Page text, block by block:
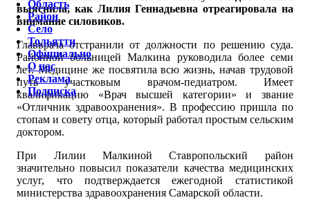
выяснила, как Лилия Геннадьевна отреагировала на
внимание силовиков.
Главврача отстранили от должности по решению суда.
Районной больницей Малкина руководила более семи
лет. Медицине же посвятила всю жизнь, начав трудовой
путь участковым врачом-педиатром. Имеет
квалификацию «Врач высшей категории» и звание
«Отличник здравоохранения». В профессию пришла по
стопам и совету отца, который работал простым сельским
доктором.
При Лилии Малкиной Ставропольский район
значительно повысил показатели качества медицинских
услуг, что подтверждается ежегодной статистикой
министерства здравоохранения Самарской области.
Область
Район
Село
Тольятти
Официально
О нас
Реклама
Подписка